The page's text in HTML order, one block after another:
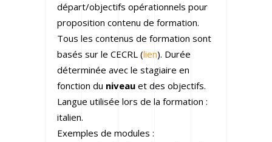
départ/objectifs opérationnels pour
proposition contenu de formation.
Tous les contenus de formation sont
basés sur le CECRL (lien). Durée
déterminée avec le stagiaire en
fonction du niveau et des objectifs.
Langue utilisée lors de la formation :
italien.
Exemples de modules :